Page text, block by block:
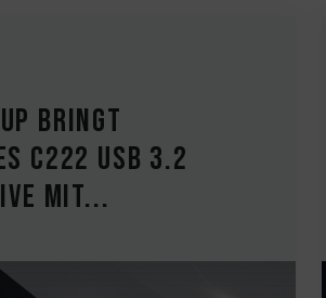
bringt
C222 USB 3.2
mit...